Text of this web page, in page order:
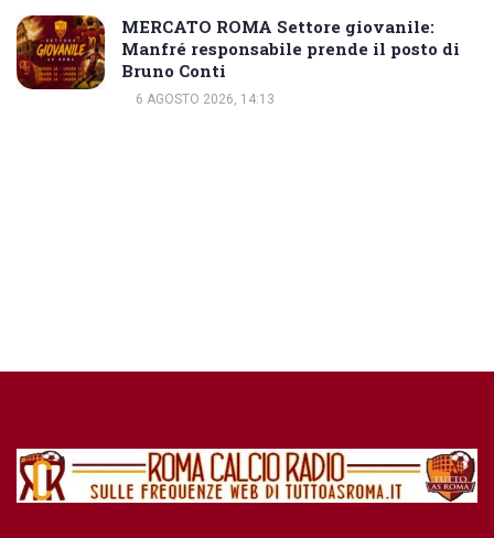
MERCATO ROMA Settore giovanile:
Manfré responsabile prende il posto di
Bruno Conti
6 AGOSTO 2026, 14:13